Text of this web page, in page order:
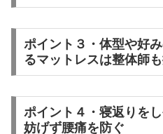
ポイント３・体型や好
るマットレスは整体師
ポイント４・寝返りを
妨げず腰痛を防ぐ